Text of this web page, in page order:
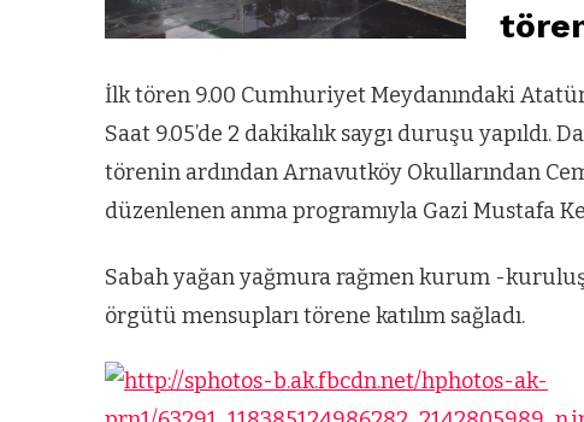
İlk tören 9.00 Cumhuriyet Meydanındaki
Saat 9.05’de 2 dakikalık saygı duruşu yapıldı.
törenin ardından Arnavutköy Okullarından
düzenlenen anma programıyla Gazi Mustafa
Sabah yağan yağmura rağmen kurum -
örgütü mensupları törene katılım sağladı.